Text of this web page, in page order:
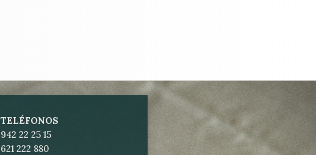
TELÉFONOS
942 22 25 15
621 222 880